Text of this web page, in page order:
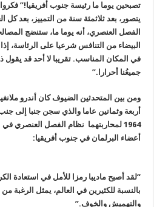
تصبحين يوما ما رئيسة جنوب أفريقيا!” فكروا
يتصور، بعد ثلاثمئة سنة من التمييز، بعد كل
الفصل العنصري، أنه يوما ما، ستنضج
البيضاء من التنافس شرعيا على الرئاسة،
في المكان المناسب. تقريبا لا أحد قد يقول
جميعُنا أحرارا.”
ومن بين المتحدثين الضيوف كان أندرو
أربعة وثمانين عاما والذي سجن جنبا إلى
1964 لمحاربتهما نظام الفصل العنصري في
أعضاء البرلمان في جنوب أفريقيا:
“لقد أصبح ماديبا رمزا للأمل في استعادة
بالنسبة للكثيرين في العالم، يمثل الرغبة
والتهميش والخوف.”